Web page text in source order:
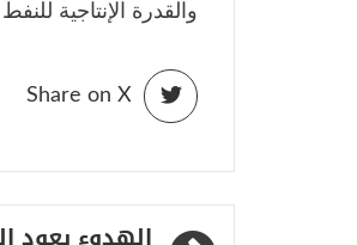
والقدرة الإنتاجية
Share on X